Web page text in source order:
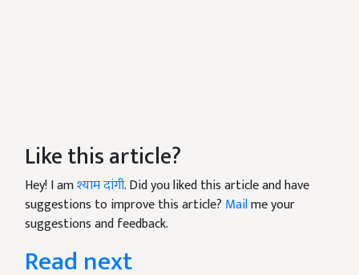
Like this article?
Hey! I amश्याम दांगी. Did you liked this article and have
suggestions to improve this article? Mailme your
suggestions and feedback.
Read next